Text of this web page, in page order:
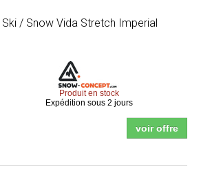
Ski / Snow Vida Stretch Imperial
Produit en stock
Expédition sous 2 jours
voir offre